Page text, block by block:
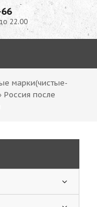
22.00
марки(чистые-
Россия после